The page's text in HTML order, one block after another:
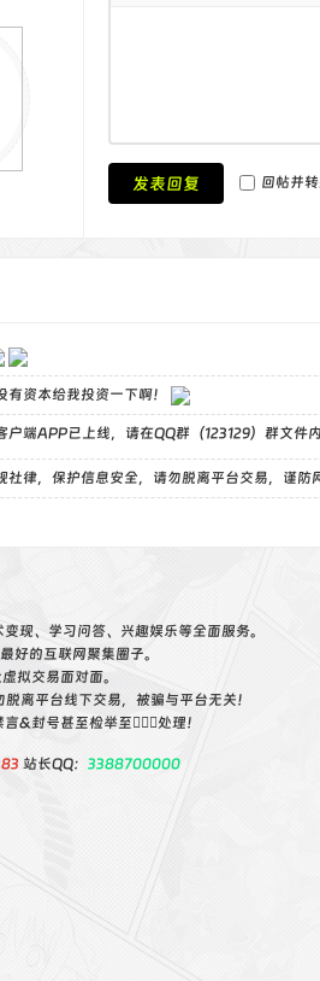
发表回复 回帖并
有资本给我投资一下啊！
户端APP已上线，请在QQ群（123129）群文件内
社律，保护信息安全，请勿脱离平台交易，谨防
现、学习问答、兴趣娱乐等全面服务。
好的互联网聚集圈子。
拟交易面对面。
离平台线下交易，被骗与平台无关！
&封号甚至检举至👮🏻‍♀️处理！
站长QQ： 3388700000